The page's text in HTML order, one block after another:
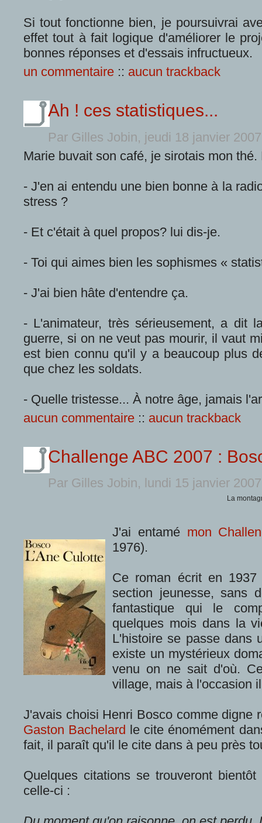
Si tout fonctionne bien, je poursuivrai
effet tout à fait logique d'améliorer le
bonnes réponses et d'essais infructueux.
un commentaire :: aucun trackback
Ah ! ces statistiques...
Par Gilles Jobin, jeudi 18 janvier
Marie buvait son café, je sirotais mon
- J'en ai entendu une bien bonne à la
stress ?
- Et c'était à quel propos? lui dis-je.
- Toi qui aimes bien les sophismes «
- J'ai bien hâte d'entendre ça.
- L'animateur, très sérieusement, a dit
guerre, si on ne veut pas mourir, il vaut
est bien connu qu'il y a beaucoup plus
que chez les soldats.
- Quelle tristesse... À notre âge, jamais
aucun commentaire :: aucun trackback
Challenge ABC 2007 :
Par Gilles Jobin, lundi 15 janvier
La
J'ai entamé mon
1976).
Ce roman écrit en
section jeunesse, sans
fantastique qui le
quelques mois dans la
L'histoire se passe dans
existe un mystérieux
venu on ne sait d'où.
village, mais à l'occasion
J'avais choisi Henri Bosco comme digne
Gaston Bachelard
le cite énomément
fait, il paraît qu'il le cite dans à peu près
Quelques citations se trouveront
celle-ci :